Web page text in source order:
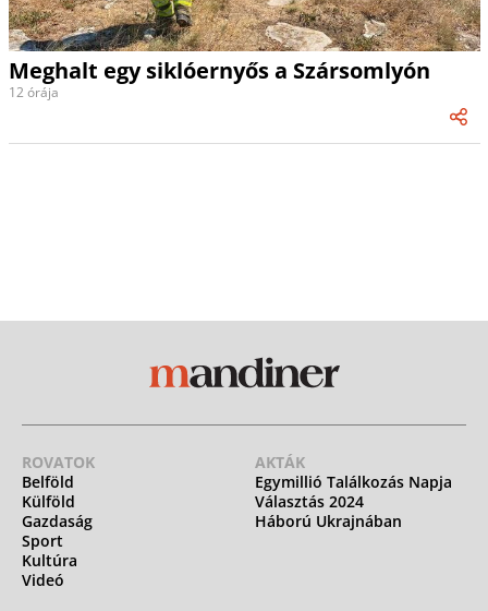
Meghalt egy siklóernyős a Szársomlyón
12 órája
ROVATOK
Belföld
Külföld
Gazdaság
Sport
Kultúra
Videó
AKTÁK
Egymillió Találkozás Napja
Választás 2024
Háború Ukrajnában